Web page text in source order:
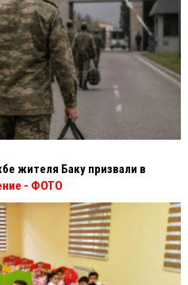
жителя Баку призвали в
- ФОТО